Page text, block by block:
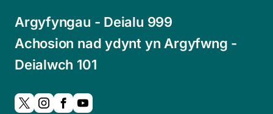
Argyfyngau - Deialu 999
Achosion nad ydynt yn Argyfwng -
Deialwch 101